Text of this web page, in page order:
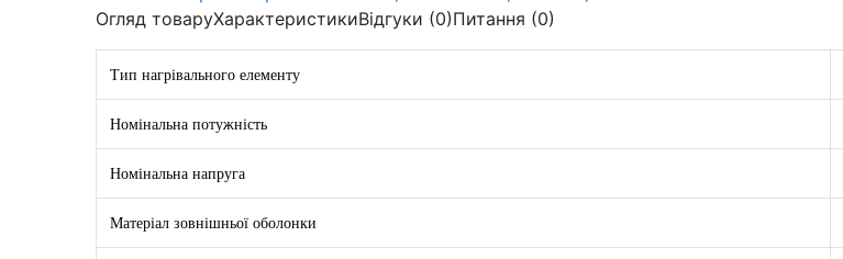
Огляд товаруХарактеристикиВідгуки (0)Питання (0)
Тип нагрівального елементу
Номінальна потужність
Номінальна напруга
Матеріал зовнішньої оболонки